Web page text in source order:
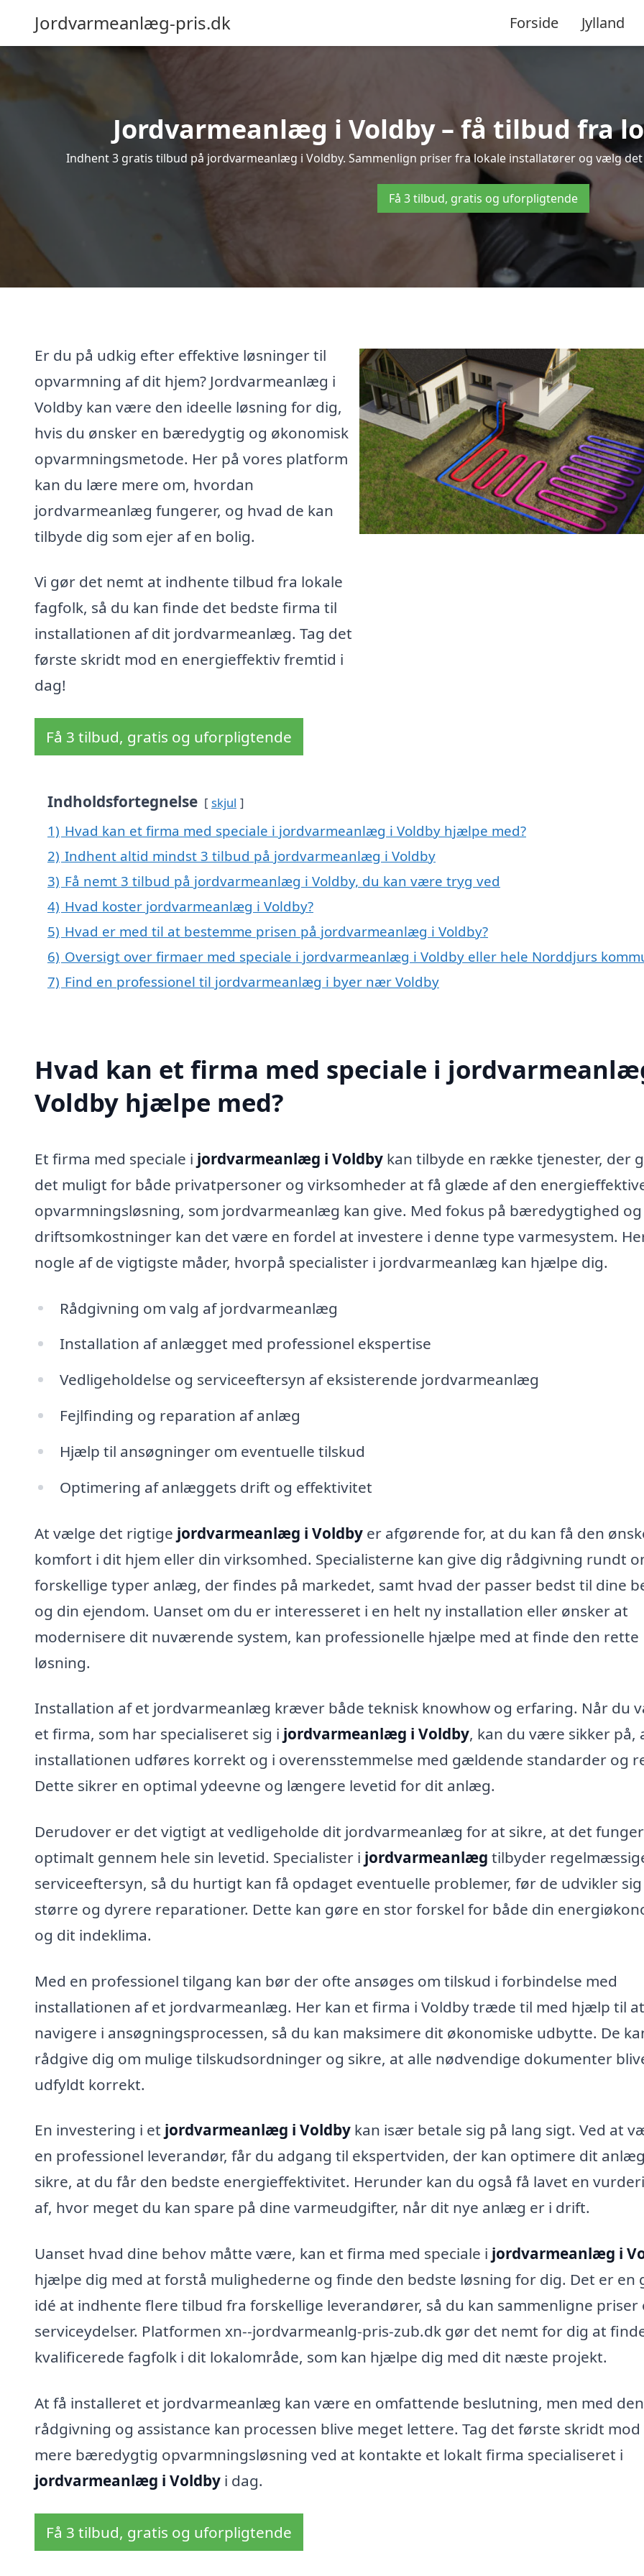
Jordvarmeanlæg-pris.dk Forside Jylland
Jordvarmeanlæg i Voldby – få tilbud fra
Indhent 3 gratis tilbud på jordvarmeanlæg i Voldby. Sammenlign priser fra lokale installatører og vælg
Få 3 tilbud, gratis og uforpligtende
Er du på udkig efter effektive løsninger til
opvarmning af dit hjem? Jordvarmeanlæg i
Voldby kan være den ideelle løsning for dig,
hvis du ønsker en bæredygtig og økonomisk
opvarmningsmetode. Her på vores platform
kan du lære mere om, hvordan
jordvarmeanlæg fungerer, og hvad de kan
tilbyde dig som ejer af en bolig.
Vi gør det nemt at indhente tilbud fra lokale
fagfolk, så du kan finde det bedste firma til
installationen af dit jordvarmeanlæg. Tag det
første skridt mod en energieffektiv fremtid i
dag!
Få 3 tilbud, gratis og uforpligtende
Indholdsfortegnelse skjul
1) Hvad kan et firma med speciale i jordvarmeanlæg i Voldby hjælpe med?
2) Indhent altid mindst 3 tilbud på jordvarmeanlæg i Voldby
3) Få nemt 3 tilbud på jordvarmeanlæg i Voldby, du kan være tryg ved
4) Hvad koster jordvarmeanlæg i Voldby?
5) Hvad er med til at bestemme prisen på jordvarmeanlæg i Voldby?
6) Oversigt over firmaer med speciale i jordvarmeanlæg i Voldby eller hele Norddjurs
7) Find en professionel til jordvarmeanlæg i byer nær Voldby
Hvad kan et firma med speciale i
Voldby hjælpe med?
Et firma med speciale i jordvarmeanlæg i Voldby kan tilbyde en række tjenester, der
det muligt for både privatpersoner og virksomheder at få glæde af den
opvarmningsløsning, som jordvarmeanlæg kan give. Med fokus på bæredygtighed og
driftsomkostninger kan det være en fordel at investere i denne type varmesystem.
nogle af de vigtigste måder, hvorpå specialister i jordvarmeanlæg kan hjælpe dig.
Rådgivning om valg af jordvarmeanlæg
Installation af anlægget med professionel ekspertise
Vedligeholdelse og serviceeftersyn af eksisterende jordvarmeanlæg
Fejlfinding og reparation af anlæg
Hjælp til ansøgninger om eventuelle tilskud
Optimering af anlæggets drift og effektivitet
At vælge det rigtige jordvarmeanlæg i Voldby er afgørende for, at du kan få den
komfort i dit hjem eller din virksomhed. Specialisterne kan give dig rådgivning rundt
forskellige typer anlæg, der findes på markedet, samt hvad der passer bedst til dine
og din ejendom. Uanset om du er interesseret i en helt ny installation eller ønsker at
modernisere dit nuværende system, kan professionelle hjælpe med at finde den rette
løsning.
Installation af et jordvarmeanlæg kræver både teknisk knowhow og erfaring. Når du
et firma, som har specialiseret sig i jordvarmeanlæg i Voldby, kan du være sikker på,
installationen udføres korrekt og i overensstemmelse med gældende standarder og
Dette sikrer en optimal ydeevne og længere levetid for dit anlæg.
Derudover er det vigtigt at vedligeholde dit jordvarmeanlæg for at sikre, at det
optimalt gennem hele sin levetid. Specialister i jordvarmeanlæg tilbyder
serviceeftersyn, så du hurtigt kan få opdaget eventuelle problemer, før de udvikler
større og dyrere reparationer. Dette kan gøre en stor forskel for både din
og dit indeklima.
Med en professionel tilgang kan bør der ofte ansøges om tilskud i forbindelse med
installationen af et jordvarmeanlæg. Her kan et firma i Voldby træde til med hjælp til at
navigere i ansøgningsprocessen, så du kan maksimere dit økonomiske udbytte. De
rådgive dig om mulige tilskudsordninger og sikre, at alle nødvendige dokumenter
udfyldt korrekt.
En investering i et jordvarmeanlæg i Voldby kan især betale sig på lang sigt. Ved at
en professionel leverandør, får du adgang til ekspertviden, der kan optimere dit
sikre, at du får den bedste energieffektivitet. Herunder kan du også få lavet en
af, hvor meget du kan spare på dine varmeudgifter, når dit nye anlæg er i drift.
Uanset hvad dine behov måtte være, kan et firma med speciale i jordvarmeanlæg i
hjælpe dig med at forstå mulighederne og finde den bedste løsning for dig. Det er en
idé at indhente flere tilbud fra forskellige leverandører, så du kan sammenligne priser
serviceydelser. Platformen xn--jordvarmeanlg-pris-zub.dk gør det nemt for dig at
kvalificerede fagfolk i dit lokalområde, som kan hjælpe dig med dit næste projekt.
At få installeret et jordvarmeanlæg kan være en omfattende beslutning, men med
rådgivning og assistance kan processen blive meget lettere. Tag det første skridt mod
mere bæredygtig opvarmningsløsning ved at kontakte et lokalt firma specialiseret i
jordvarmeanlæg i Voldby i dag.
Få 3 tilbud, gratis og uforpligtende